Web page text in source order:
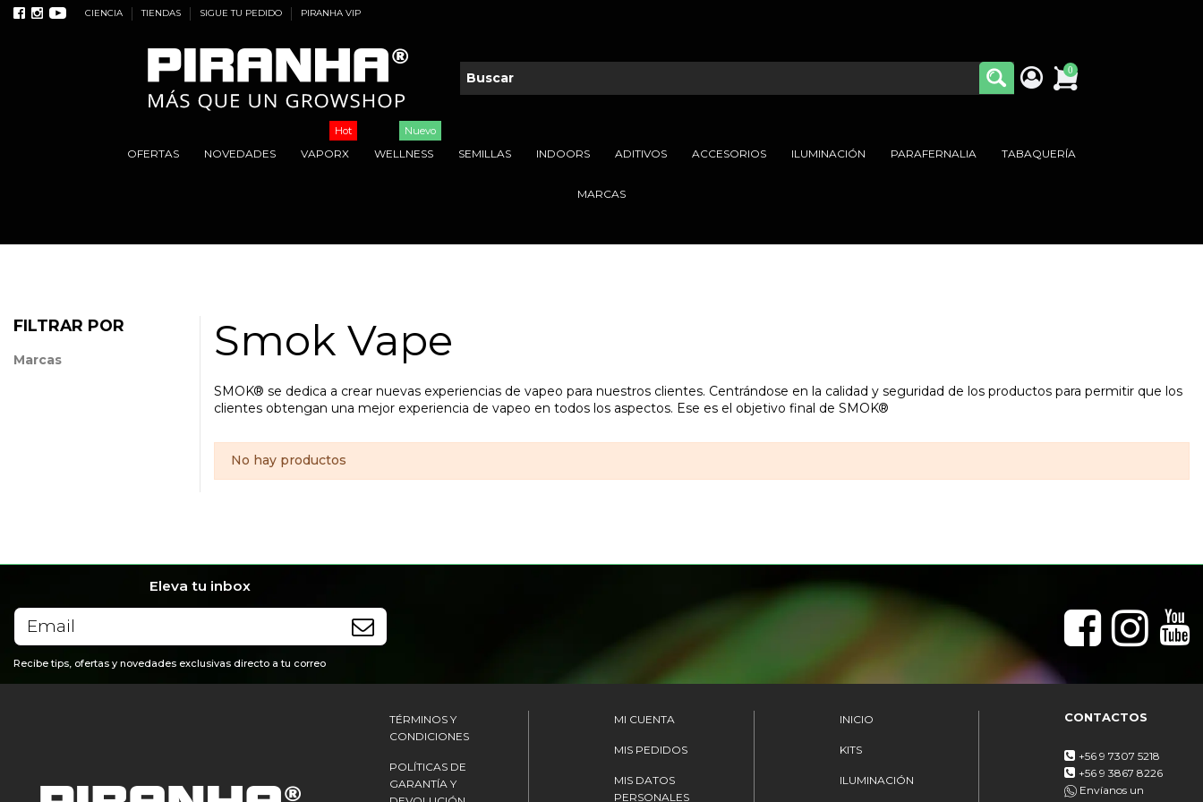
CIENCIA TIENDAS SIGUE TU PEDIDO PIRANHA VIP
0
OFERTAS NOVEDADES VAPORX
Hot
WELLNESS
Nuevo
SEMILLAS INDOORS ADITIVOS ACCESORIOS ILUMINACIÓN PARAFERNALIA TABAQUERÍA
MARCAS
Smok Vape
SMOK® se dedica a crear nuevas experiencias de vapeo para nuestros clientes. Centrándose en la calidad y seguridad de los productos para permitir que los
clientes obtengan una mejor experiencia de vapeo en todos los aspectos. Ese es el objetivo final de SMOK®
No hay productos
FILTRAR POR
Marcas
Eleva tu inbox
Recibe tips, ofertas y novedades exclusivas directo a tu correo
TÉRMINOS Y
CONDICIONES
POLÍTICAS DE
GARANTÍA Y
MI CUENTA
MIS PEDIDOS
MIS DATOS
PERSONALES
INICIO
KITS
ILUMINACIÓN
CONTACTOS
+56 9 7307 5218
+56 9 3867 8226
Envíanos un